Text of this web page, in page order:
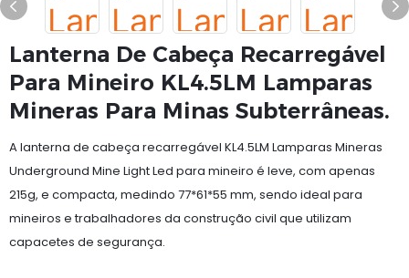
Lanterna De Cabeça Recarregável
Para Mineiro KL4.5LM Lamparas
Mineras Para Minas Subterrâneas.
A lanterna de cabeça recarregável KL4.5LM Lamparas Mineras
Underground Mine Light Led para mineiro é leve, com apenas
215g, e compacta, medindo 77*61*55 mm, sendo ideal para
mineiros e trabalhadores da construção civil que utilizam
capacetes de segurança.